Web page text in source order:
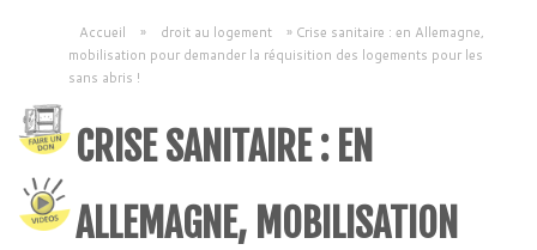
Accueil » droit au logement » Crise sanitaire : en Allemagne,
mobilisation pour demander la réquisition des logements pour les
sans abris !
CRISE SANITAIRE : EN
ALLEMAGNE, MOBILISATION